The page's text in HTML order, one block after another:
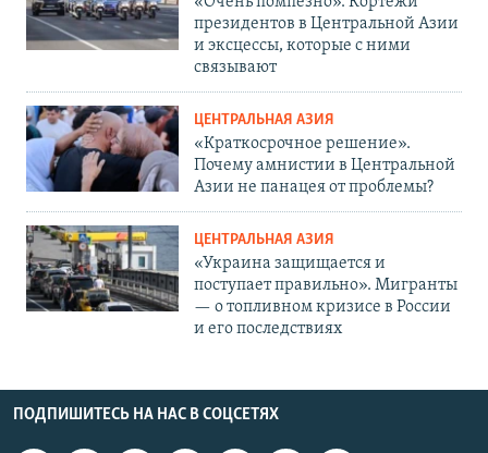
президентов в Центральной Азии
и эксцессы, которые с ними
связывают
ЦЕНТРАЛЬНАЯ АЗИЯ
«Краткосрочное решение».
Почему амнистии в Центральной
Азии не панацея от проблемы?
ЦЕНТРАЛЬНАЯ АЗИЯ
«Украина защищается и
поступает правильно». Мигранты
— о топливном кризисе в России
и его последствиях
ПОДПИШИТЕСЬ НА НАС В СОЦСЕТЯХ